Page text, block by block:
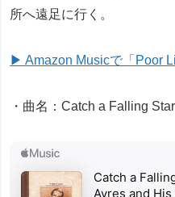
所へ遠足に行く。
▶ Amazon Musicで「Poor
・曲名：Catch a Falling